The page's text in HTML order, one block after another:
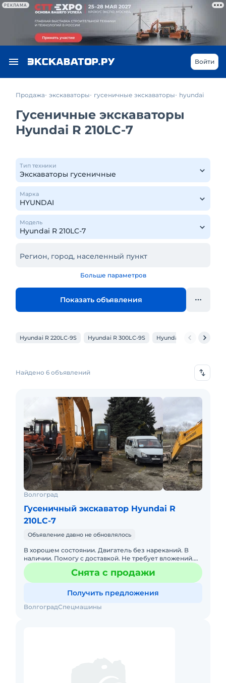
РЕКЛАМА
Войти
Продажа экскаваторы гусеничные экскаваторы hyundai
Гусеничные экскаваторы
Hyundai R 210LC-7
Тип техники
Марка
Модель
Регион, город, населенный пункт
Больше параметров
Показать объявления
Hyundai R 220LC-9S Hyundai R 300LC-9S Hyundai R 360LC-7
Найдено 6 объявлений
Волгоград
Гусеничный экскаватор Hyundai R
210LC-7
Объявление давно не обновлялось
В хорошем состоянии. Двигатель без нареканий. В
наличии. Помогу с доставкой. Не требует вложений.
Готова к эксплуатации. Место стоянки город Нальчик.
Снята с продажи
Получить предложения
ВолгоградСпецмашины